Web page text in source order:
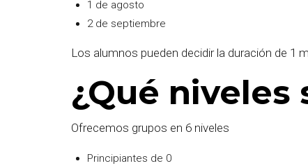
1 de agosto
2 de septiembre
Los alumnos pueden decidir la duración de 1
¿Qué niveles
Ofrecemos grupos en 6 niveles
Principiantes de 0